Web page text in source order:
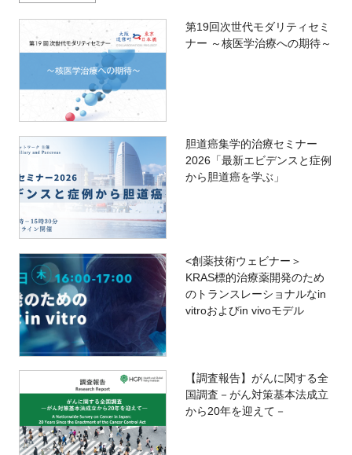
第19回次世代モダリティセミ
ナー ～核医学治療への期待～
胆道癌集学的治療セミナー
2026「最新エビデンスと症例
から胆道癌を学ぶ」
<創薬技術ウェビナー＞
KRAS標的治療薬開発のため
のトランスレーショナルなin
vitroおよびin vivoモデル
【調査報告】がんに関する全
国調査－がん対策基本法成立
から20年を迎えて－